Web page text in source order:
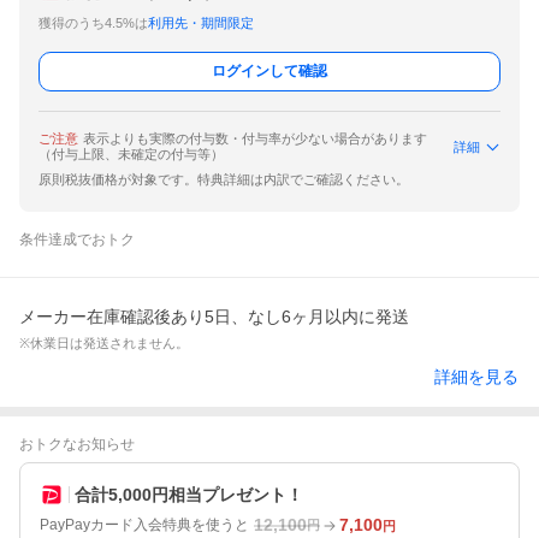
獲得のうち4.5%は利用先・期間限定
ログインして確認
ご注意 表示よりも実際の付与数・付与率が少ない場合があります
（付与上限、未確定の付与等）
詳細
原則税抜価格が対象です。特典詳細は内訳でご確認ください。
条件達成でおトク
メーカー在庫確認後あり5日、なし6ヶ月以内に発送
※休業日は発送されません。
詳細を見る
おトクなお知らせ
合計5,000円相当プレゼント！
PayPayカード入会特典を使うと 12,100円 7,100円